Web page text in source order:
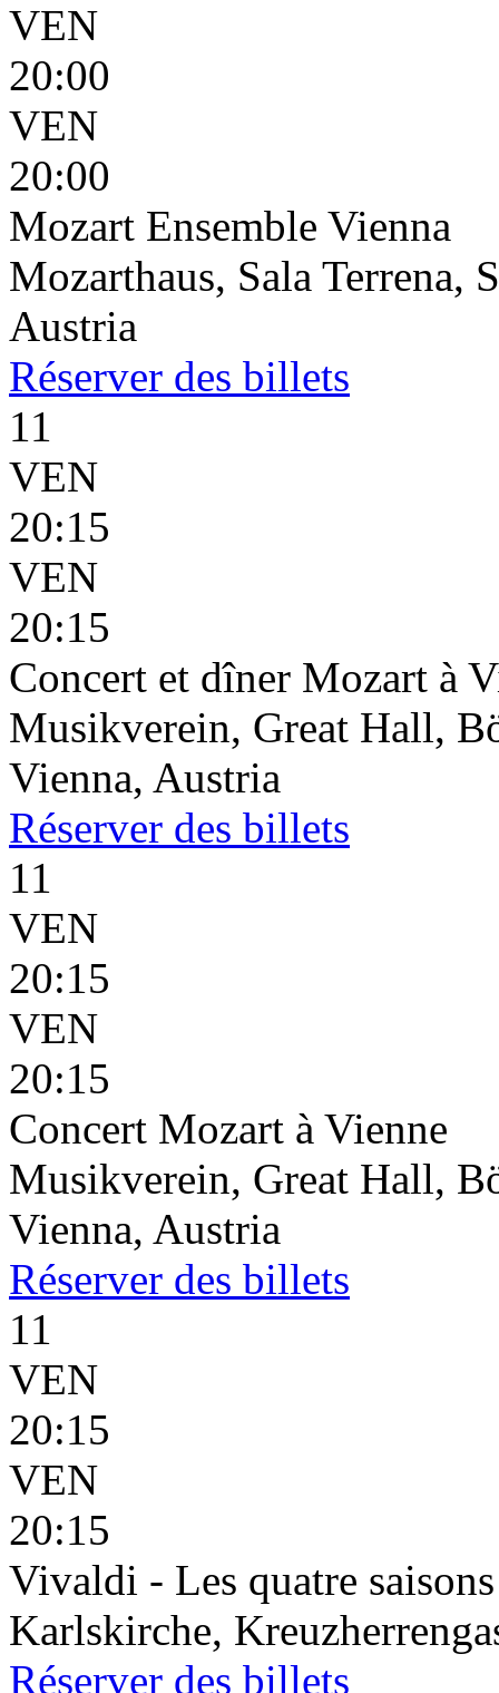
VEN
20:00
VEN
20:00
Mozart Ensemble Vienna
Mozarthaus, Sala Terrena,
Austria
Réserver des billets
11
VEN
20:15
VEN
20:15
Concert et dîner Mozart à
Musikverein, Great Hall,
Vienna, Austria
Réserver des billets
11
VEN
20:15
VEN
20:15
Concert Mozart à Vienne
Musikverein, Great Hall,
Vienna, Austria
Réserver des billets
11
VEN
20:15
VEN
20:15
Vivaldi - Les quatre saisons
Karlskirche,
Réserver des billets